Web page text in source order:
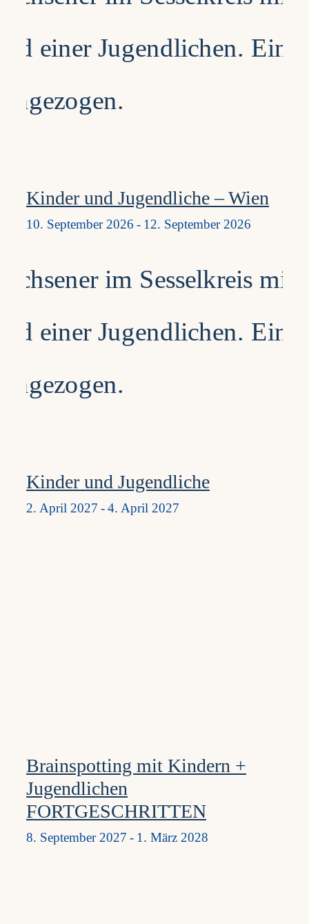
Kinder und Jugendliche – Wien
10. September 2026 - 12. September 2026
Kinder und Jugendliche
2. April 2027 -4. April 2027
Brainspotting mit Kindern +
Jugendlichen
FORTGESCHRITTEN
8. September 2027 - 1. März 2028